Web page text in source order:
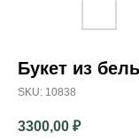
Букет из
SKU: 10838
3300,00 ₽